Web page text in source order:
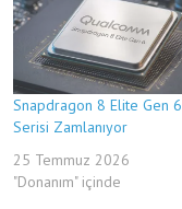
Snapdragon 8 Elite Gen 6
Serisi Zamlanıyor
25 Temmuz 2026
"Donanım" içinde